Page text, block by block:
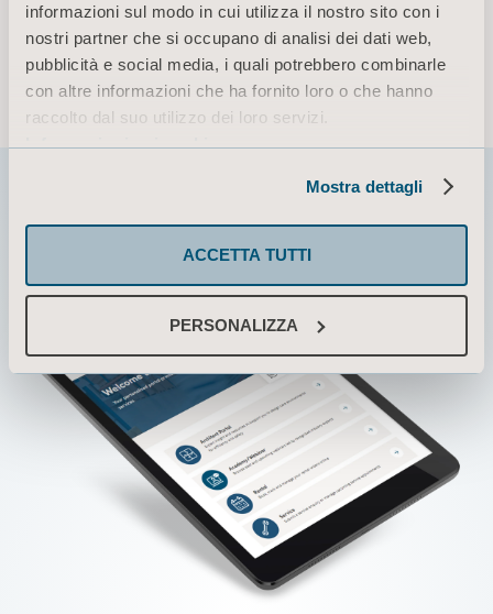
informazioni sul modo in cui utilizza il nostro sito con i
nostri partner che si occupano di analisi dei dati web,
pubblicità e social media, i quali potrebbero combinarle
con altre informazioni che ha fornito loro o che hanno
raccolto dal suo utilizzo dei loro servizi.
Informazioni sui cookie
Mostra dettagli
ACCETTA TUTTI
PERSONALIZZA
Informazioni sui cookie
© 2026 Arjo · Tutti i diritti riservati